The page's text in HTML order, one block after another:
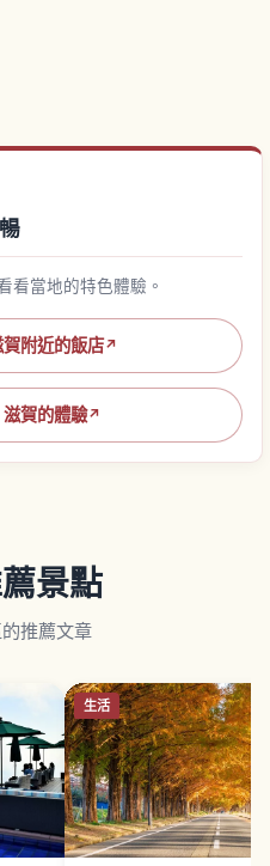
看當地的特色體驗。
附近的飯店↗
賀的體驗↗
景點
推薦文章
生活